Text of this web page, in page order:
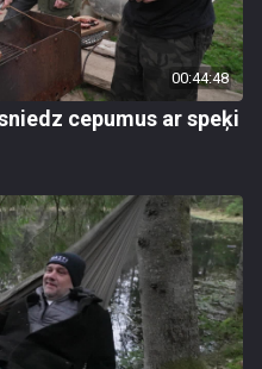
00:44:48
cepumus ar speķi